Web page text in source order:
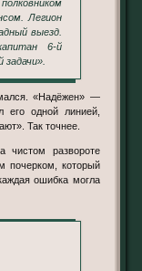
Легион
выезд.
6-й
его одной линией,
Так точнее.
почерком, который
ошибка могла